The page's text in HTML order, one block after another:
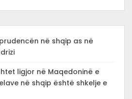
në shqip as në
ligjor në Maqedoninë e
në shqip është shkelje e